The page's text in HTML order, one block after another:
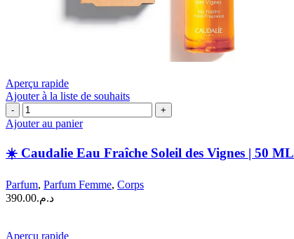
Aperçu rapide
Ajouter à la liste de souhaits
quantité
de
Caudalie
Soleil
des
Ajouter au panier
☀️ Caudalie Eau Fraîche Soleil des Vignes | 50 ML
Parfum, Parfum Femme, Corps
د.م.390.00
Aperçu rapide